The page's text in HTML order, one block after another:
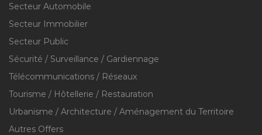
Secteur Automobile
Secteur Immobilier
Secteur Public
Sécurité / Surveillance / Gardiennage
Télécommunications / Réseaux
Tourisme / Hôtellerie / Restauration
Urbanisme / Architecture / Aménagement du Territoire
Autres Offers